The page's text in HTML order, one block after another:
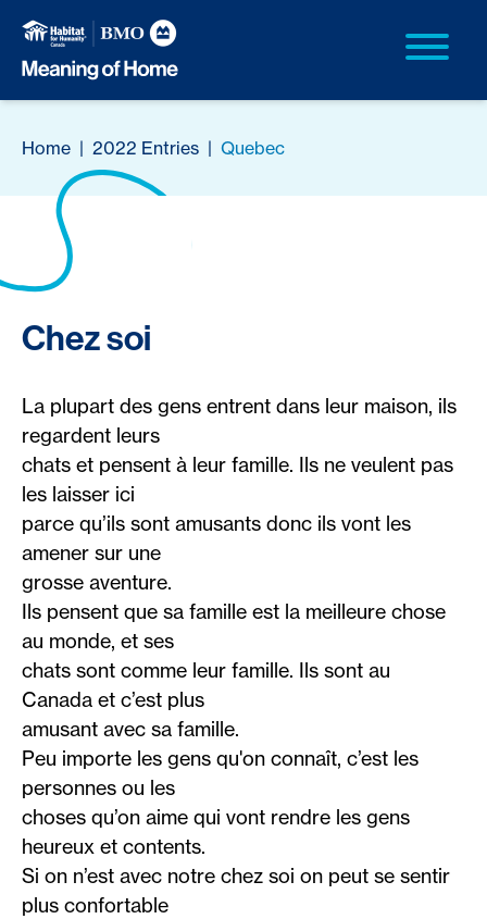
Home | 2022 Entries | Quebec
Chez soi
La plupart des gens entrent dans leur maison, ils
regardent leurs
chats et pensent à leur famille. Ils ne veulent pas
les laisser ici
parce qu’ils sont amusants donc ils vont les
amener sur une
grosse aventure.
Ils pensent que sa famille est la meilleure chose
au monde, et ses
chats sont comme leur famille. Ils sont au
Canada et c’est plus
amusant avec sa famille.
Peu importe les gens qu'on connaît, c’est les
personnes ou les
choses qu’on aime qui vont rendre les gens
heureux et contents.
Si on n’est avec notre chez soi on peut se sentir
plus confortable